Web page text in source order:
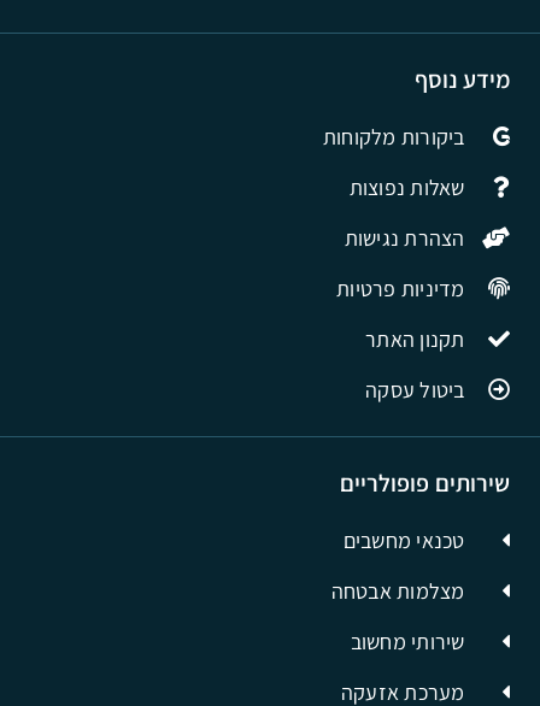
שירותים פופולריים
טכנאי מחשבים
מצלמות אבטחה
שירותי מחשוב
מערכת אזעקה
מידע נוסף
ביקורות מלקוחות
שאלות נפוצות
הצהרת נגישות
מדיניות פרטיות
תקנון האתר
ביטול עסקה